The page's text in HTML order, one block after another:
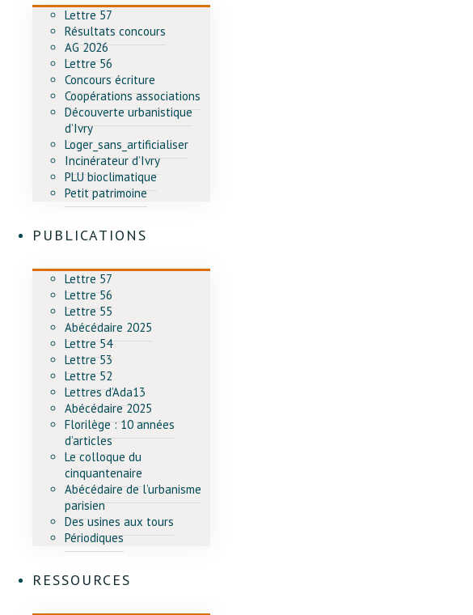
Lettre 57
Résultats concours
AG 2026
Lettre 56
Concours écriture
Coopérations associations
Découverte urbanistique
d’Ivry
Loger_sans_artificialiser
Incinérateur d’Ivry
PLU bioclimatique
Petit patrimoine
PUBLICATIONS
Lettre 57
Lettre 56
Lettre 55
Abécédaire 2025
Lettre 54
Lettre 53
Lettre 52
Lettres d’Ada13
Abécédaire 2025
Florilège : 10 années
d’articles
Le colloque du
cinquantenaire
Abécédaire de l’urbanisme
parisien
Des usines aux tours
Périodiques
RESSOURCES